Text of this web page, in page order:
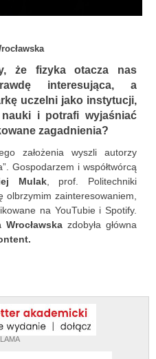
że fizyka otacza nas
interesująca, a
uczelni jako instytucji,
i potrafi wyjaśniać
zagadnienia?
założenia wyszli autorzy
Gospodarzem i współtwórcą
Mulak, prof. Politechniki
olbrzymim zainteresowaniem,
na YouTubie i Spotify.
zdobyła główna